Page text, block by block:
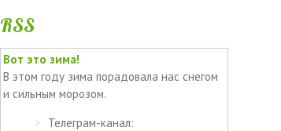
RSS
Вот это зима!
В этом году зима порадовала нас снегом
и сильным морозом.
Телеграм-канал: